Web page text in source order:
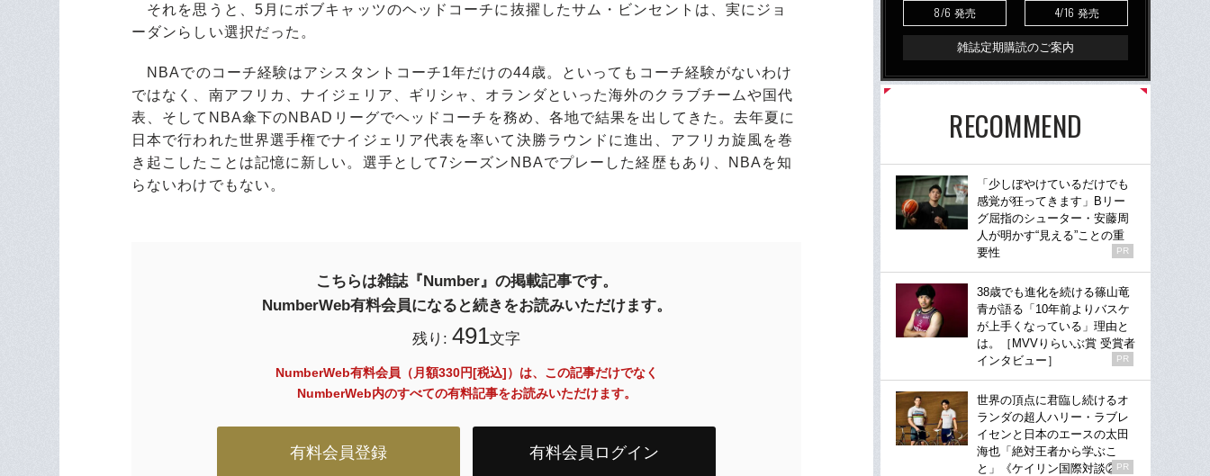
それを思うと、5月にボブキャッツのヘッドコーチに抜擢したサム・ビンセントは、実にジョ
ーダンらしい選択だった。
NBAでのコーチ経験はアシスタントコーチ1年だけの44歳。といってもコーチ経験がないわけ
ではなく、南アフリカ、ナイジェリア、ギリシャ、オランダといった海外のクラブチームや国代
表、そしてNBA傘下のNBADリーグでヘッドコーチを務め、各地で結果を出してきた。去年夏に
日本で行われた世界選手権でナイジェリア代表を率いて決勝ラウンドに進出、アフリカ旋風を巻
き起こしたことは記憶に新しい。選手として7シーズンNBAでプレーした経歴もあり、NBAを知
らないわけでもない。
こちらは雑誌『Number』の掲載記事です。
NumberWeb有料会員になると続きをお読みいただけます。
残り: 491文字
NumberWeb有料会員（月額330円[税込]）は、この記事だけでなく
NumberWeb内のすべての有料記事をお読みいただけます。
有料会員登録 有料会員ログイン
8/6 発売 4/16 発売
雑誌定期購読のご案内
RECOMMEND
「少しぼやけているだけでも
感覚が狂ってきます」Bリー
グ屈指のシューター・安藤周
人が明かす“見える”ことの重
要性
PR
38歳でも進化を続ける篠山竜
青が語る「10年前よりバスケ
が上手くなっている」理由と
は。［MVVりらいぶ賞 受賞者
インタビュー］
PR
世界の頂点に君臨し続けるオ
ランダの超人ハリー・ラブレ
イセンと日本のエースの太田
海也「絶対王者から学ぶこ
と」《ケイリン国際対談②》
PR